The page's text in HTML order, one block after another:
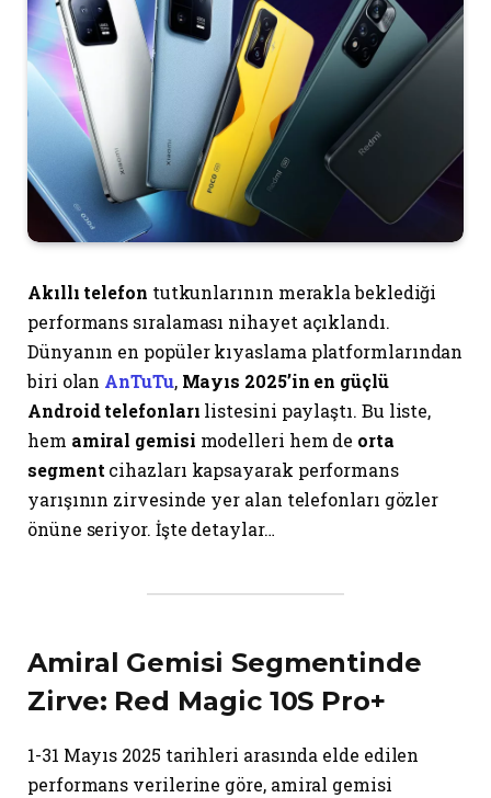
Akıllı telefon tutkunlarının merakla beklediği
performans sıralaması nihayet açıklandı.
Dünyanın en popüler kıyaslama platformlarından
biri olan AnTuTu, Mayıs 2025’in en güçlü
Android telefonları listesini paylaştı. Bu liste,
hem amiral gemisi modelleri hem de orta
segment cihazları kapsayarak performans
yarışının zirvesinde yer alan telefonları gözler
önüne seriyor. İşte detaylar…
Amiral Gemisi Segmentinde
Zirve: Red Magic 10S Pro+
1-31 Mayıs 2025 tarihleri arasında elde edilen
performans verilerine göre, amiral gemisi